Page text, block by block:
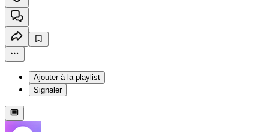
Ajouter à la playlist
Signaler